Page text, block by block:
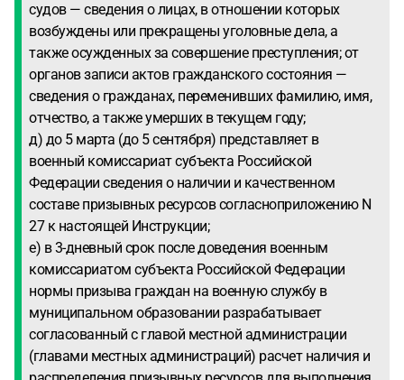
судов — сведения о лицах, в отношении которых
возбуждены или прекращены уголовные дела, а
также осужденных за совершение преступления; от
органов записи актов гражданского состояния —
сведения о гражданах, переменивших фамилию, имя,
отчество, а также умерших в текущем году;
д) до 5 марта (до 5 сентября) представляет в
военный комиссариат субъекта Российской
Федерации сведения о наличии и качественном
составе призывных ресурсов согласноприложению N
27 к настоящей Инструкции;
е) в 3-дневный срок после доведения военным
комиссариатом субъекта Российской Федерации
нормы призыва граждан на военную службу в
муниципальном образовании разрабатывает
согласованный с главой местной администрации
(главами местных администраций) расчет наличия и